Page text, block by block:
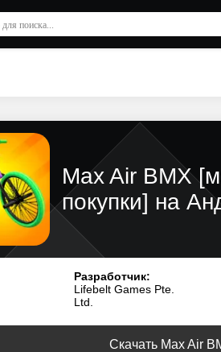
Max Air BMX
покупки] на
Разработчик:
Lifebelt Games Pte.
Ltd.
Скачать Max Air